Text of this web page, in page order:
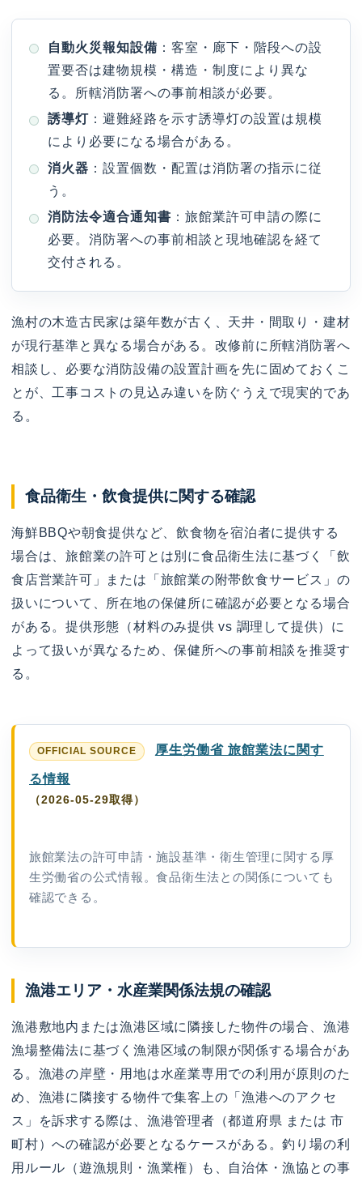
自動火災報知設備 ：客室・廊下・階段への設
置要否は建物規模・構造・制度により異な
る。所轄消防署への事前相談が必要。
誘導灯 ：避難経路を示す誘導灯の設置は規模
により必要になる場合がある。
消火器 ：設置個数・配置は消防署の指示に従
う。
消防法令適合通知書 ：旅館業許可申請の際に
必要。消防署への事前相談と現地確認を経て
交付される。
漁村の木造古民家は築年数が古く、天井・間取り・建材
が現行基準と異なる場合がある。改修前に所轄消防署へ
相談し、必要な消防設備の設置計画を先に固めておくこ
とが、工事コストの見込み違いを防ぐうえで現実的であ
る。
食品衛生・飲食提供に関する確認
海鮮BBQや朝食提供など、飲食物を宿泊者に提供する
場合は、旅館業の許可とは別に食品衛生法に基づく「飲
食店営業許可」または「旅館業の附帯飲食サービス」の
扱いについて、所在地の保健所に確認が必要となる場合
がある。提供形態（材料のみ提供 vs 調理して提供）に
よって扱いが異なるため、保健所への事前相談を推奨す
る。
厚生労働省 旅館業法に関す
る情報
（2026-05-29取得）
旅館業法の許可申請・施設基準・衛生管理に関する厚
生労働省の公式情報。食品衛生法との関係についても
確認できる。
漁港エリア・水産業関係法規の確認
漁港敷地内または漁港区域に隣接した物件の場合、漁港
漁場整備法に基づく漁港区域の制限が関係する場合があ
る。漁港の岸壁・用地は水産業専用での利用が原則のた
め、漁港に隣接する物件で集客上の「漁港へのアクセ
ス」を訴求する際は、漁港管理者（都道府県 または 市
町村）への確認が必要となるケースがある。釣り場の利
用ルール（遊漁規則・漁業権）も、自治体・漁協との事